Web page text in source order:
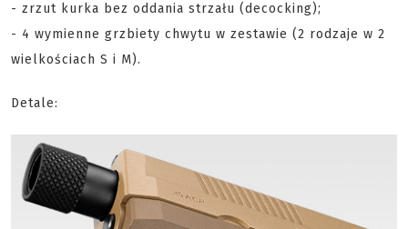
- zrzut kurka bez oddania strzału (decocking);
- 4 wymienne grzbiety chwytu w zestawie (2 rodzaje w 2
wielkościach S i M).
Detale: